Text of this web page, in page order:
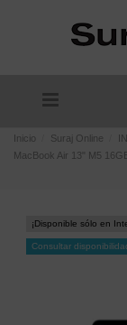
Inicio Suraj Online
MacBook Air 13" M5
¡Disponible sólo en
Consultar